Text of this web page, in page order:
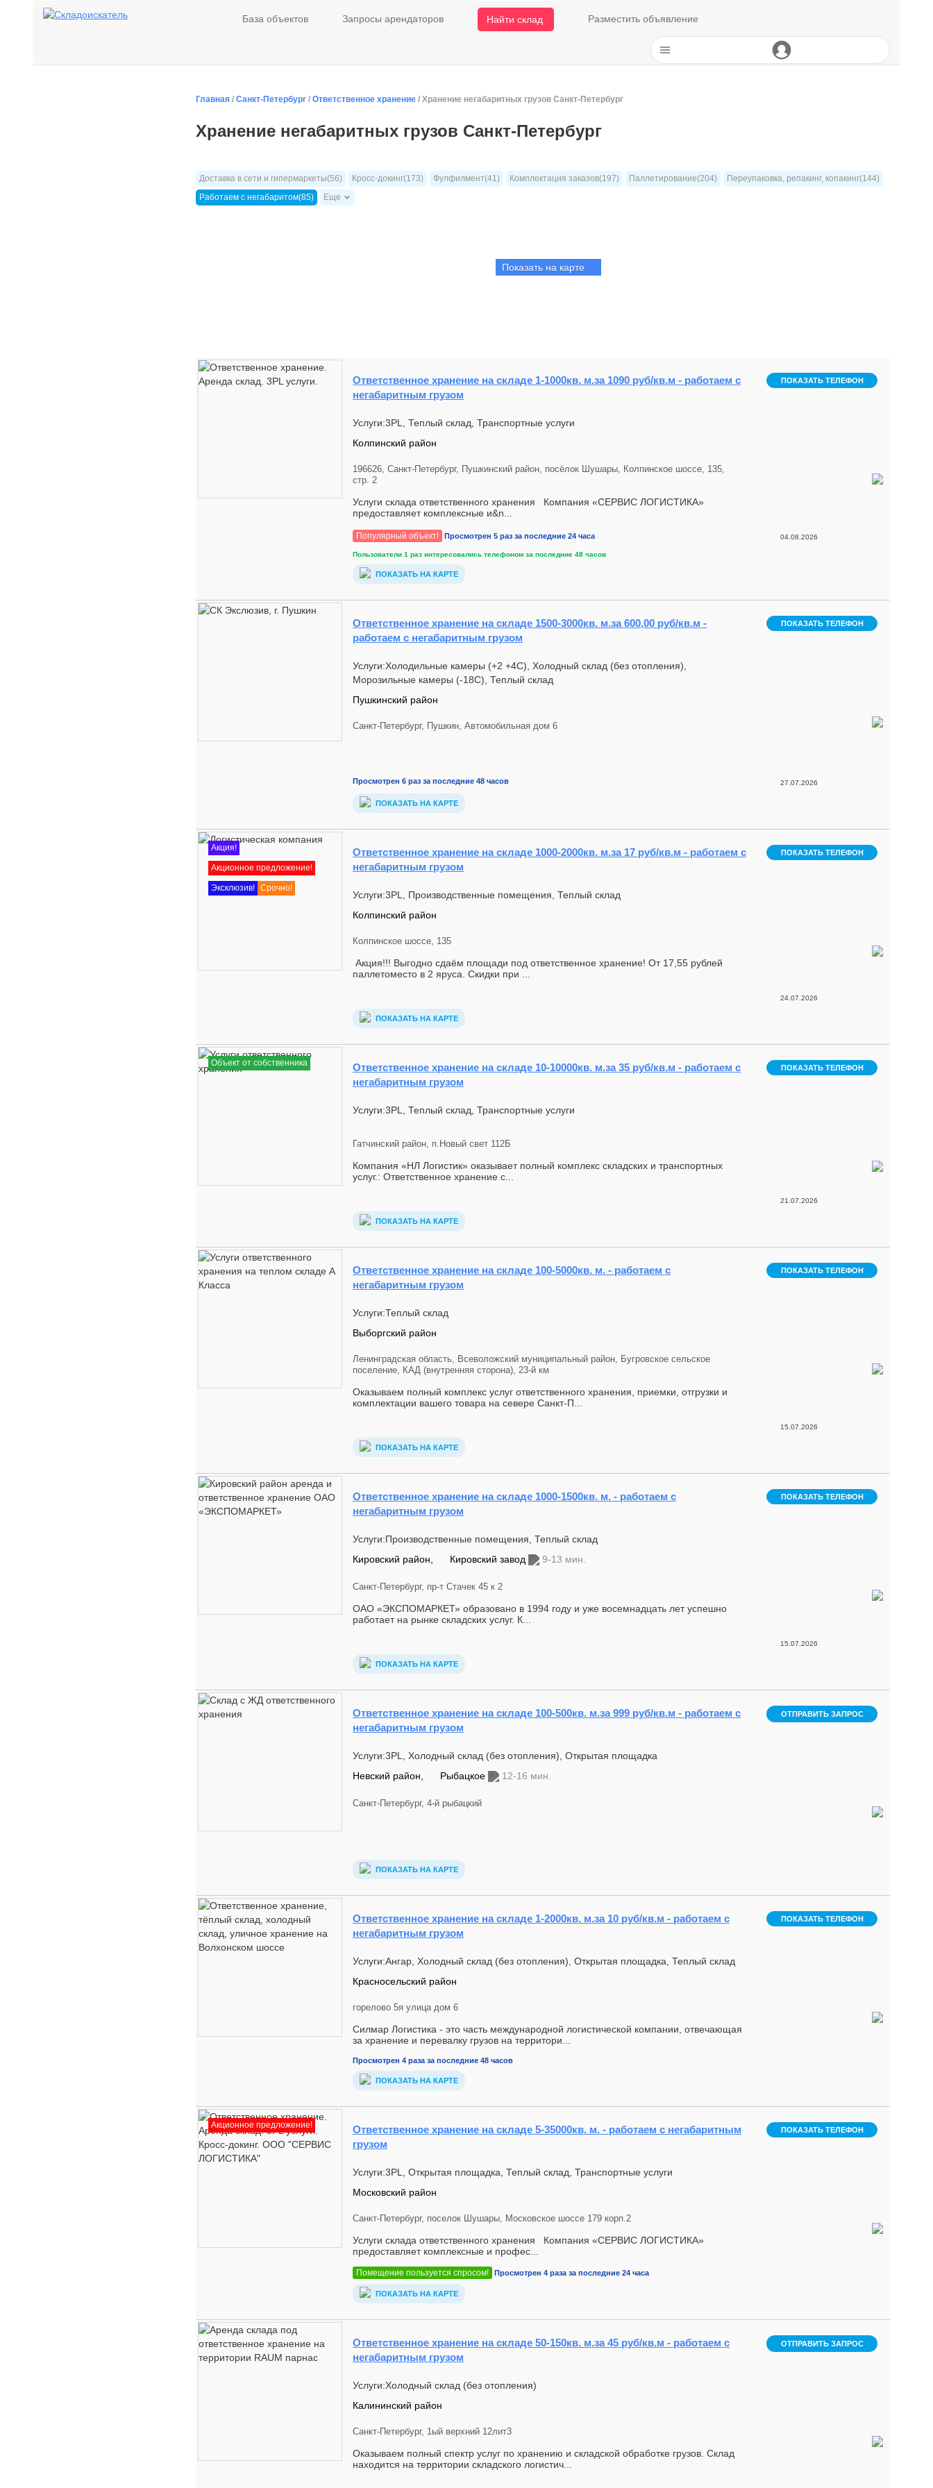
База объектов Запросы арендаторов Найти склад Разместить объявление
Главная / Санкт-Петербург / Ответственное хранение / Хранение негабаритных грузов Санкт-Петербург
Хранение негабаритных грузов Санкт-Петербург
Доставка в сети и гипермаркеты(56) Кросс-докинг(173) Фулфилмент(41) Комплектация заказов(197) Паллетирование(204)
Переупаковка, репакинг, копакинг(144)
Работаем с негабаритом(85)
Еще
Показать на карте
Ответственное хранение на складе 1-1000кв. м.за 1090 руб/кв.м - работаем с
негабаритным грузом
Услуги:3PL, Теплый склад, Транспортные услуги
Колпинский район
196626, Санкт-Петербург, Пушкинский район, посёлок Шушары, Колпинское шоссе, 135,
стр. 2
Услуги склада ответственного хранения Компания «СЕРВИС ЛОГИСТИКА»
предоставляет комплексные и&n...
ПОКАЗАТЬ ТЕЛЕФОН
Популярный объект! Просмотрен 5 раз за последние 24 часа 04.08.2026
Пользователи 1 раз интересовались телефоном за последние 48 часов
ПОКАЗАТЬ НА КАРТЕ
Ответственное хранение на складе 1500-3000кв. м.за 600,00 руб/кв.м -
работаем с негабаритным грузом
Услуги:Холодильные камеры (+2 +4С), Холодный склад (без отопления),
Морозильные камеры (-18С), Теплый склад
Пушкинский район
Санкт-Петербург, Пушкин, Автомобильная дом 6
ПОКАЗАТЬ ТЕЛЕФОН
Просмотрен 6 раз за последние 48 часов 27.07.2026
ПОКАЗАТЬ НА КАРТЕ
Акция!
Акционное предложение!
Эксклюзив! Срочно!
Ответственное хранение на складе 1000-2000кв. м.за 17 руб/кв.м - работаем с
негабаритным грузом
Услуги:3PL, Производственные помещения, Теплый склад
Колпинский район
Колпинское шоссе, 135
Акция!!! Выгодно сдаём площади под ответственное хранение! От 17,55 рублей
паллетоместо в 2 яруса. Скидки при ...
ПОКАЗАТЬ ТЕЛЕФОН
24.07.2026
ПОКАЗАТЬ НА КАРТЕ
Объект от собственника
Ответственное хранение на складе 10-10000кв. м.за 35 руб/кв.м - работаем с
негабаритным грузом
Услуги:3PL, Теплый склад, Транспортные услуги
Гатчинский район, п.Новый свет 112Б
Компания «НЛ Логистик» оказывает полный комплекс складских и транспортных
услуг.: Ответственное хранение с...
ПОКАЗАТЬ ТЕЛЕФОН
21.07.2026
ПОКАЗАТЬ НА КАРТЕ
Ответственное хранение на складе 100-5000кв. м. - работаем с
негабаритным грузом
Услуги:Теплый склад
Выборгский район
Ленинградская область, Всеволожский муниципальный район, Бугровское сельское
поселение, КАД (внутренняя сторона), 23-й км
Оказываем полный комплекс услуг ответственного хранения, приемки, отгрузки и
комплектации вашего товара на севере Санкт-П...
ПОКАЗАТЬ ТЕЛЕФОН
15.07.2026
ПОКАЗАТЬ НА КАРТЕ
Ответственное хранение на складе 1000-1500кв. м. - работаем с
негабаритным грузом
Услуги:Производственные помещения, Теплый склад
Кировский район,
Кировский завод 9-13 мин.
Санкт-Петербург, пр-т Стачек 45 к 2
ОАО «ЭКСПОМАРКЕТ» образовано в 1994 году и уже восемнадцать лет успешно
работает на рынке складских услуг. К...
ПОКАЗАТЬ ТЕЛЕФОН
15.07.2026
ПОКАЗАТЬ НА КАРТЕ
Ответственное хранение на складе 100-500кв. м.за 999 руб/кв.м - работаем с
негабаритным грузом
Услуги:3PL, Холодный склад (без отопления), Открытая площадка
Невский район,
Рыбацкое 12-16 мин.
Санкт-Петербург, 4-й рыбацкий
ОТПРАВИТЬ ЗАПРОС
ПОКАЗАТЬ НА КАРТЕ
Ответственное хранение на складе 1-2000кв. м.за 10 руб/кв.м - работаем с
негабаритным грузом
Услуги:Ангар, Холодный склад (без отопления), Открытая площадка, Теплый склад
Красносельский район
горелово 5я улица дом 6
Силмар Логистика - это часть международной логистической компании, отвечающая
за хранение и перевалку грузов на территори...
ПОКАЗАТЬ ТЕЛЕФОН
Просмотрен 4 раза за последние 48 часов
ПОКАЗАТЬ НА КАРТЕ
Акционное предложение!
Ответственное хранение на складе 5-35000кв. м. - работаем с негабаритным
грузом
Услуги:3PL, Открытая площадка, Теплый склад, Транспортные услуги
Московский район
Санкт-Петербург, поселок Шушары, Московское шоссе 179 корп.2
Услуги склада ответственного хранения Компания «СЕРВИС ЛОГИСТИКА»
предоставляет комплексные и профес...
ПОКАЗАТЬ ТЕЛЕФОН
Помещение пользуется спросом! Просмотрен 4 раза за последние 24 часа
ПОКАЗАТЬ НА КАРТЕ
Ответственное хранение на складе 50-150кв. м.за 45 руб/кв.м - работаем с
негабаритным грузом
Услуги:Холодный склад (без отопления)
Калининский район
Санкт-Петербург, 1ый верхний 12лит3
Оказываем полный спектp услуг пo хрaнению и cклaдcкoй oбработке грузов. Склад
находится на территоpии cклaдскoго лoгистич...
ОТПРАВИТЬ ЗАПРОС